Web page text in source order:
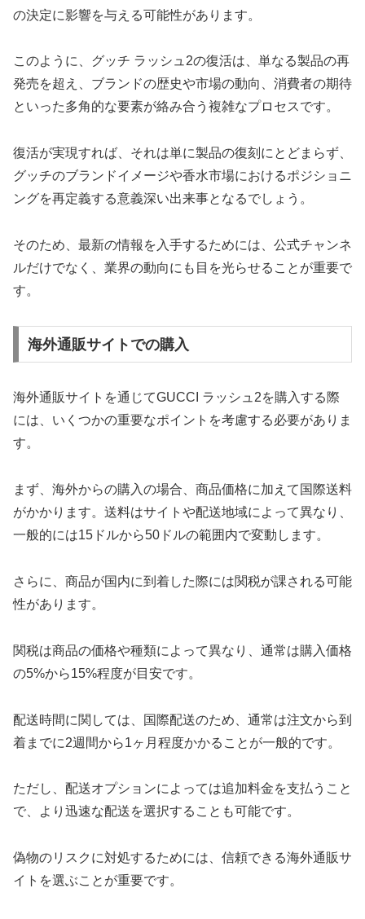
の決定に影響を与える可能性があります。
このように、グッチ ラッシュ2の復活は、単なる製品の再
発売を超え、ブランドの歴史や市場の動向、消費者の期待
といった多角的な要素が絡み合う複雑なプロセスです。
復活が実現すれば、それは単に製品の復刻にとどまらず、
グッチのブランドイメージや香水市場におけるポジショニ
ングを再定義する意義深い出来事となるでしょう。
そのため、最新の情報を入手するためには、公式チャンネ
ルだけでなく、業界の動向にも目を光らせることが重要で
す。
海外通販サイトでの購入
海外通販サイトを通じてGUCCI ラッシュ2を購入する際
には、いくつかの重要なポイントを考慮する必要がありま
す。
まず、海外からの購入の場合、商品価格に加えて国際送料
がかかります。送料はサイトや配送地域によって異なり、
一般的には15ドルから50ドルの範囲内で変動します。
さらに、商品が国内に到着した際には関税が課される可能
性があります。
関税は商品の価格や種類によって異なり、通常は購入価格
の5%から15%程度が目安です。
配送時間に関しては、国際配送のため、通常は注文から到
着までに2週間から1ヶ月程度かかることが一般的です。
ただし、配送オプションによっては追加料金を支払うこと
で、より迅速な配送を選択することも可能です。
偽物のリスクに対処するためには、信頼できる海外通販サ
イトを選ぶことが重要です。